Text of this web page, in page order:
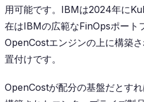
用可能です。IBMは2024年に
在はIBMの広範なFinOpsポート
OpenCostエンジンの上に構築
置付けです。
OpenCostが配分の基盤だとす